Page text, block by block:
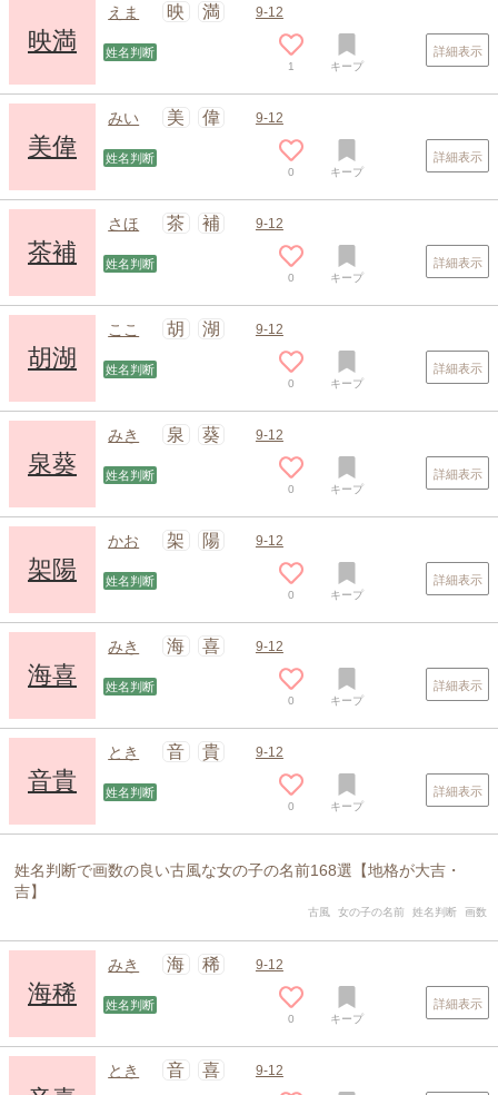
映満
えま 映 満 9-12
姓名判断
1 キープ
詳細表示
美偉
みい 美 偉 9-12
姓名判断
0 キープ
詳細表示
茶補
さほ 茶 補 9-12
姓名判断
0 キープ
詳細表示
胡湖
ここ 胡 湖 9-12
姓名判断
0 キープ
詳細表示
泉葵
みき 泉 葵 9-12
姓名判断
0 キープ
詳細表示
架陽
かお 架 陽 9-12
姓名判断
0 キープ
詳細表示
海喜
みき 海 喜 9-12
姓名判断
0 キープ
詳細表示
音貴
とき 音 貴 9-12
姓名判断
0 キープ
詳細表示
姓名判断で画数の良い古風な女の子の名前168選【地格が大吉・
吉】
古風 女の子の名前 姓名判断 画数
海稀
みき 海 稀 9-12
姓名判断
0 キープ
詳細表示
とき 音 喜 9-12